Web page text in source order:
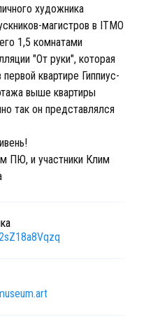
художника
магистров в ITMO
1,5 комнатами
"От руки", которая
квартире Гиппиус-
выше квартиры
так он представлялся
ПЮ, и участники Клим